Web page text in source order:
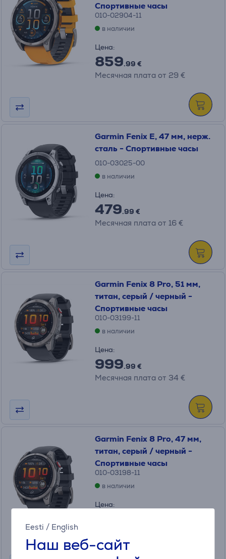
Eesti / English
Наш веб-сайт
Спортивные часы
010-02904-11
в наличии
Цена:
859.99 €
Месячная плата от 29 €
Garmin Fenix E, 47 мм, нерж.
сталь - Спортивные часы
010-03025-00
в наличии
Цена:
479.99 €
Месячная плата от 16 €
Garmin Fenix 8 Pro, 51 мм,
титан, серый / черный -
Спортивные часы
010-03199-11
в наличии
Цена:
999.99 €
Месячная плата от 34 €
Garmin Fenix 8 Pro, 47 мм,
титан, серый / черный -
Спортивные часы
010-03198-11
в наличии
Цена: